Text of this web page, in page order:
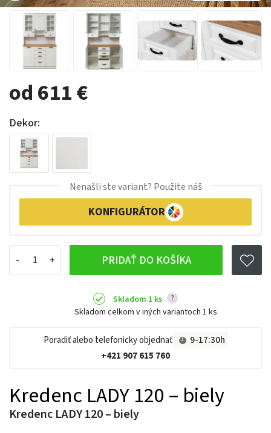
od 611 €
Dekor:
PRIDAŤ DO KOŠÍKA
Nenašli ste variant? Použite náš
KONFIGURÁTOR
Skladom 1 ks ?
Skladom celkom v iných variantoch 1 ks
Poradiť alebo telefonicky objednať
9-17:30h
+421 907 615 760
Kredenc LADY 120 – biely
Kredenc LADY 120 – biely